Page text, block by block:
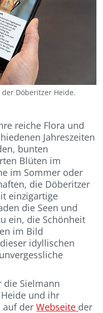
Döberitzer Heide.
reiche Flora und
Jahreszeiten
bunten
Blüten im
im Sommer oder
die Döberitzer
einzigartige
die Seen und
ein, die Schönheit
im Bild
idyllischen
Sielmann
und ihr
auf derWebseite der